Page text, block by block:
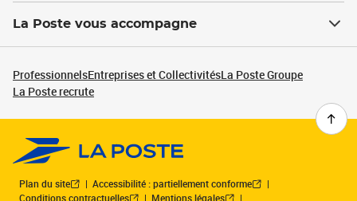
La Poste vous accompagne
ProfessionnelsEntreprises et CollectivitésLa Poste Groupe
La Poste recrute
Plan du site
Accessibilité : partiellement conforme
Conditions contractuelles
Mentions légales